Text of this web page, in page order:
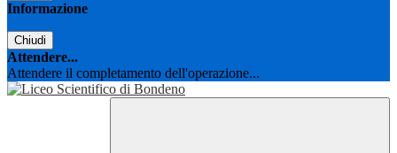
Informazione
Chiudi
Attendere...
Attendere il completamento dell'operazione...